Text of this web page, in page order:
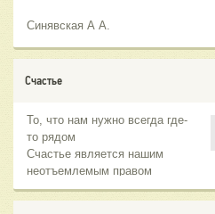
Синявская А А.
Счастье
То, что нам нужно всегда где-
то рядом
Счастье является нашим
неотъемлемым правом
Все самое лучшее впереди
всегда, конечно,